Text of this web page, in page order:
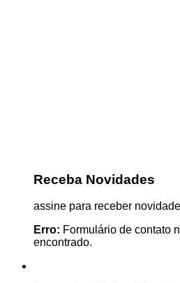
Receba Novidades
assine para receber
Erro: Formulário de contato
encontrado.